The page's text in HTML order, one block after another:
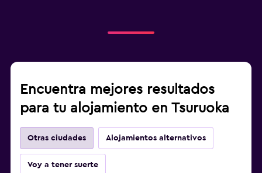
Encuentra mejores resultados
para tu alojamiento en Tsuruoka
Otras ciudades Alojamientos alternativos
Voy a tener suerte